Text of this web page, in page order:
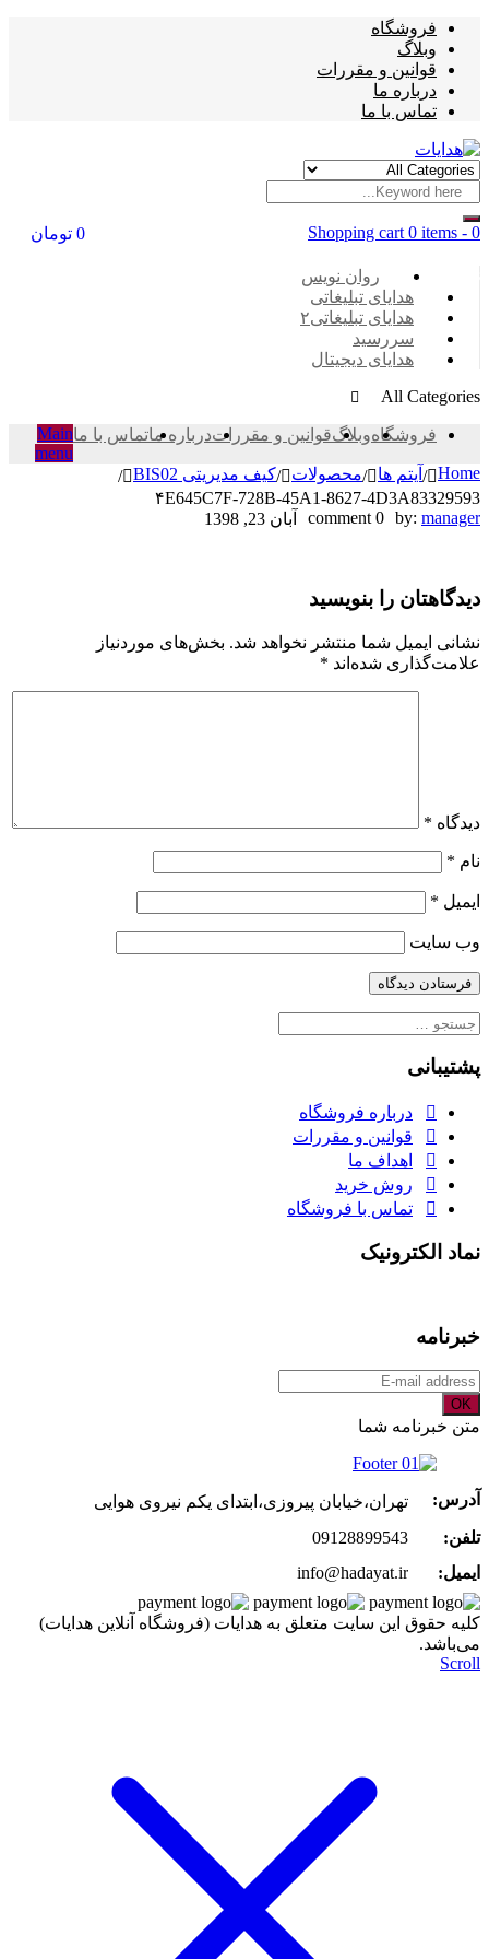
فروشگاه
وبلاگ
قوانین و مقررات
درباره ما
تماس با ما
Shopping cart 0 items -
0 تومان 0
Categories
روان نویس
هدایای تبلیغاتی
هدایای تبلیغاتی۲
سررسید
هدایای دیجیتال
All Categories
فروشگاهوبلاگقوانین و مقرراتدرباره ماتماس با ماMain
menu
Home
/ آیتم ها /محصولات /کیف مدیریتی BIS02
/
۴E645C7F-728B-45A1-8627-4D3A83329593
۴E645C7F-
45A1-
8627-
4D3A83329593
by: manager
0 comment آبان 23, 1398
دیدگاهتان را بنویسید
نشانی ایمیل شما منتشر نخواهد شد. بخش‌های موردنیاز
علامت‌گذاری شده‌اند *
دیدگاه *
نام *
ایمیل *
وب‌ سایت
جستجو
پشتیبانی
درباره فروشگاه
قوانین و مقررات
اهداف ما
روش خرید
تماس با فروشگاه
نماد الکترونیک
خبرنامه
OK
متن خبرنامه شما
آدرس:
تهران،خیابان پیروزی،ابتدای یکم نیروی هوایی
تلفن:
09128899543
ایمیل:
info@hadayat.ir
کليه حقوق اين سايت متعلق به هدایات (فروشگاه آنلاین هدایات)
می‌باشد.
Scroll